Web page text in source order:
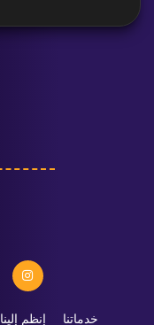
خدماتنا إنظم إلينا